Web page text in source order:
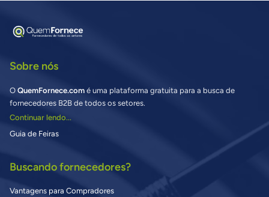
Sobre nós
O QuemFornece.com é uma plataforma gratuita para a busca de
fornecedores B2B de todos os setores.
Continuar lendo...
Guia de Feiras
Buscando fornecedores?
Vantagens para Compradores